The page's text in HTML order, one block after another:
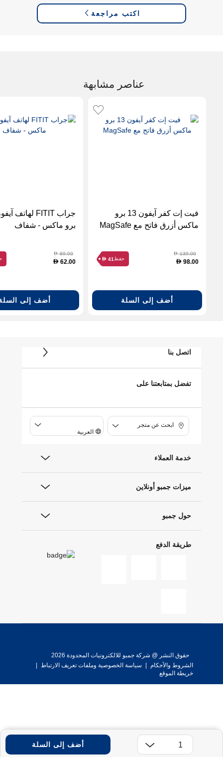
أضف إلى السلة
اكتب مراجعة
عناصر مشابهة
فيت إت كفر آيفون 13 برو
ماكس أزرق فاتح مع MagSafe
D139.00
D 98.00 حفظ D 41
أضف إلى السلة
برو ماكس - شفاف
D89.00
D 62.00
أضف إلى
اتصل بنا
تفضل بمتابعتنا على
ابحث عن متجر
العربية
خدمة العملاء
ميزات جمبو أونلاين
حول جمبو
طريقة الدفع
حقوق النشر @ شركة جمبو للالكترونيات المحدودة 2026
الشروط والأحكام
سياسة الخصوصية وملفات تعريف الارتباط
خريطة الموقع